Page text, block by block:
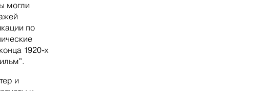
могли
по
1920-х
и